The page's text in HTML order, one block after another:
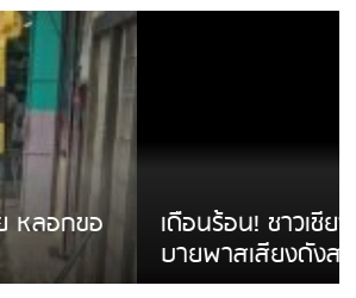
ชียงรายบ่นรถ Isuzu สีขาวซิ่ง
ดังสร้างความรำคาญ